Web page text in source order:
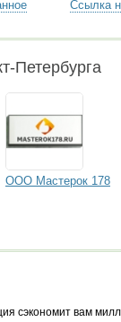
Ссылка
Петербурга
ООО Мастерок 178
сэкономит вам